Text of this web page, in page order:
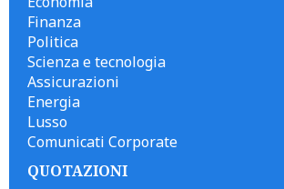
Finanza
Politica
Scienza e tecnologia
Assicurazioni
Energia
Lusso
Comunicati Corporate
QUOTAZIONI